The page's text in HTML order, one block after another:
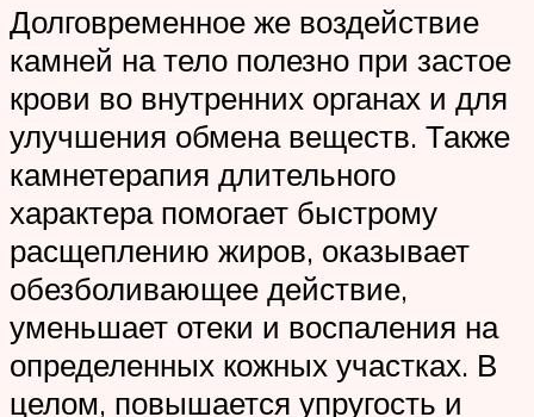
Долговременное же воздействие
камней на тело полезно при застое
крови во внутренних органах и для
улучшения обмена веществ. Также
камнетерапия длительного
характера помогает быстрому
расщеплению жиров, оказывает
обезболивающее действие,
уменьшает отеки и воспаления на
определенных кожных участках. В
целом, повышается упругость и